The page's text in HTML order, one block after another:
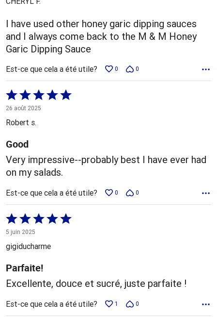
I have used other honey garic dipping sauces
and I always come back to the M & M Honey
Garic Dipping Sauce
Est-ce que cela a été utile? 0 0
Coté
5 sur
5
26 août 2025
Robert s.
Good
Very impressive--probably best I have ever had
on my salads.
Est-ce que cela a été utile? 0 0
Coté
5 sur
5 juin 2025
gigiducharme
Parfaite!
Excellente, douce et sucré, juste parfaite !
Est-ce que cela a été utile? 1 0